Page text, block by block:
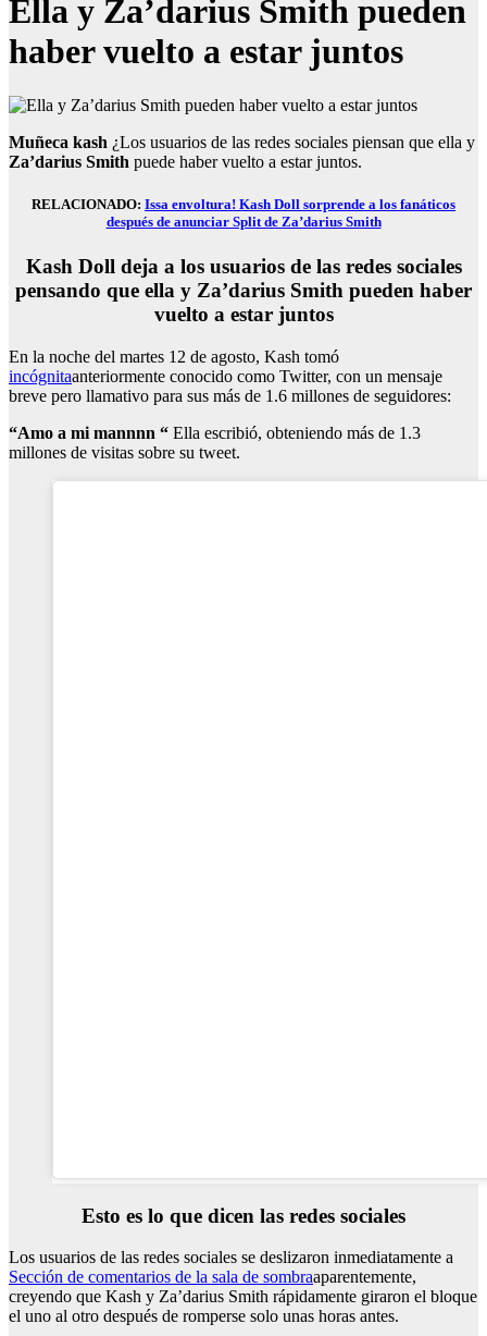
Ella y Za’darius Smith pueden
haber vuelto a estar juntos
Muñeca kash ¿Los usuarios de las redes sociales piensan que ella y
Za’darius Smith puede haber vuelto a estar juntos.
RELACIONADO: Issa envoltura! Kash Doll sorprende a los fanáticos
después de anunciar Split de Za’darius Smith
Kash Doll deja a los usuarios de las redes sociales
pensando que ella y Za’darius Smith pueden haber
vuelto a estar juntos
En la noche del martes 12 de agosto, Kash tomó
incógnitaanteriormente conocido como Twitter, con un mensaje
breve pero llamativo para sus más de 1.6 millones de seguidores:
“Amo a mi mannnn “ Ella escribió, obteniendo más de 1.3
millones de visitas sobre su tweet.
Esto es lo que dicen las redes sociales
Los usuarios de las redes sociales se deslizaron inmediatamente a
Sección de comentarios de la sala de sombraaparentemente,
creyendo que Kash y Za’darius Smith rápidamente giraron el bloque
el uno al otro después de romperse solo unas horas antes.